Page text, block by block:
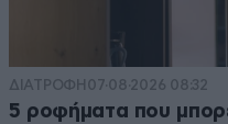
ΔΙΑΤΡΟΦΗ 07·08·2026 08:32
5 ροφήματα που